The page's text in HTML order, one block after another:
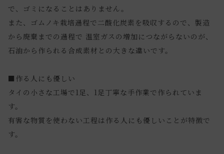
で、ゴミになることはありません。
また、ゴムノキ栽培過程で二酸化炭素を吸収するので、製造
から廃棄までの過程で 温室ガスの増加につながらないのが、
石油から作られる合成素材との大きな違いです。
■作る人にも優しい
タイの小さな工場で1足、1足丁寧な手作業で作られていま
す。
有害な物質を使わない工程は作る人にも優しいことが特徴で
す。